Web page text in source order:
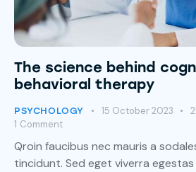
The science behind
behavioral therapy
PSYCHOLOGY 15 October 2023
1 Comment
Qroin faucibus nec mauris a
tincidunt. Sed eget viverra